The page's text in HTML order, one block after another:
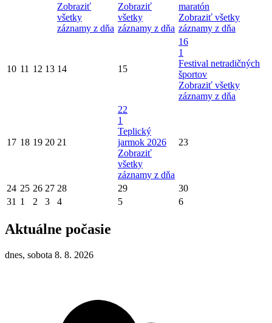
Zobraziť
všetky
záznamy z dňa
Zobraziť
všetky
záznamy z dňa
maratón
Zobraziť všetky
záznamy z dňa
10 11 12 13 14 15
16
1
Festival netradičných
športov
Zobraziť všetky
záznamy z dňa
17 18 19 20 21
22
1
Teplický
jarmok 2026
Zobraziť
všetky
záznamy z dňa
23
24 25 26 27 28 29
30
31 1 2 3 4 5 6
Aktuálne počasie
dnes, sobota 8. 8. 2026